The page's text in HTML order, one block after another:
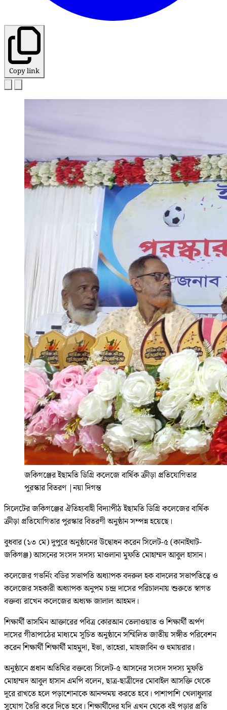
Copy link
জকিগঞ্জের ইছামতি ডিগ্রি কলেজে বার্ষিক ক্রীড়া প্রতিযোগিতার
পুরস্কার বিতরণ |নয়া দিগন্ত
সিলেটের জকিগঞ্জের ঐতিহ্যবাহী বিদ্যাপীঠ ইছামতি ডিগ্রি কলেজের বার্ষিক
ক্রীড়া প্রতিযোগিতার পুরস্কার বিতরণী অনুষ্ঠান সম্পন্ন হয়েছে।
বুধবার (১৩ মে) দুপুরে অনুষ্ঠানের উদ্বোধন করেন সিলেট-৫ (কানাইঘাট-
জকিগঞ্জ) আসনের সংসদ সদস্য মাওলানা মুফতি মোহাম্মদ আবুল হাসান।
কলেজের গভর্নিং বডির সভাপতি অধ্যাপক বদরুল হক বাদলের সভাপতিত্বে ও
কলেজের সহকারী অধ্যাপক অনুপম চন্দ্র দাসের পরিচালনায় শুরুতে স্বাগত
বক্তব্য রাখেন কলেজের অধ্যক্ষ জালাল আহমদ।
শিক্ষার্থী তাসমিন আক্তারের পবিত্র কোরআন তেলাওয়াত ও শিক্ষার্থী অর্পণ
দাসের গীতাপাঠের মাধ্যমে সূচিত অনুষ্ঠানে সম্মিলিত জাতীয় সঙ্গীত পরিবেশন
করেন শিক্ষার্থী শিক্ষার্থী মাহমুদা, ইভা, তাহেরা, মাহজাবিন ও হুমায়রার।
অনুষ্ঠানে প্রধান অতিথির বক্তব্যে সিলেট-৫ আসনের সংসদ সদস্য মুফতি
মোহাম্মদ আবুল হাসান এমপি বলেন, ছাত্র-ছাত্রীদের মোবাইল আসক্তি থেকে
দূরে রাখতে হলে পড়াশোনাকে আনন্দময় করতে হবে। পাশাপাশি খেলাধুলার
সুযোগ তৈরি করে দিতে হবে। শিক্ষার্থীদের যদি এখন থেকে বই পড়ার প্রতি